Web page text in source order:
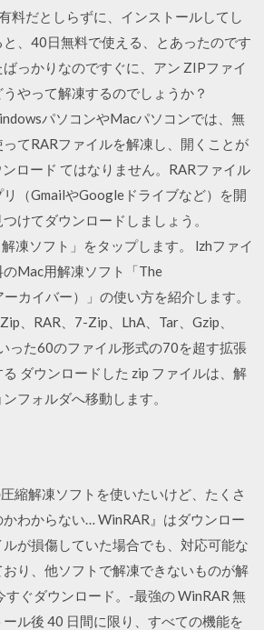
料だとしらずに、インストールしてし
、40日無料で使える、とあったのです
っかりなのですぐに、アン ZIPファイ
やって解凍するのでしょうか？
パソコンやMacパソコンでは、無
てRARファイルを解凍し、開くことが
ロード てはなりません。RARファイル
（GmailやGoogleドライブなど）を開
けてダウンロードしましょう。
解凍ソフト」をタップします。 lzhファイ
Mac用解凍ソフト「The
カイバー）」の使い方を紹介します。
、RAR、7-Zip、LhA、Tar、Gzip、
った60のファイル形式の70を超す拡張
ダウンロードした zip ファイルは、解
フォルダへ移動します。
縮解凍ソフトを使いたいけど、たくさ
わからない… WinRAR』はダウンロー
ルが損傷していた場合でも、対応可能な
り、他ソフトで解凍できないものが解
ぐダウンロード。-最強の WinRAR 無
ル後 40 日間に限り、すべての機能を